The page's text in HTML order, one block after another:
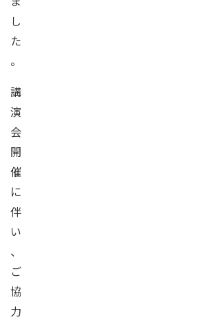
し
た
。
講
演
会
開
催
に
伴
い
、
ご
協
力